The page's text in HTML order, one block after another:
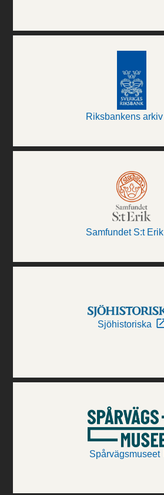
Riksbankens arkiv
Samfundet S:t Erik
Sjöhistoriska
Spårvägsmuseet